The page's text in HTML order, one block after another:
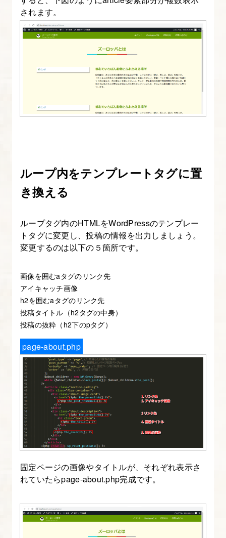
されます。
ループ内をテンプレートタグに置
き換える
ループタグ内のHTMLをWordPressのテンプレー
トタグに変更し、投稿の情報を出力しましょう。
変更するのは以下の５箇所です。
画像を囲むaタグのリンク先
アイキャッチ画像
h2を囲むaタグのリンク先
投稿タイトル（h2タグの中身）
投稿の抜粋（h2下のpタグ）
page-about.php
固定ページの画像やタイトルが、それぞれ表示さ
れていたらpage-about.php完成です。